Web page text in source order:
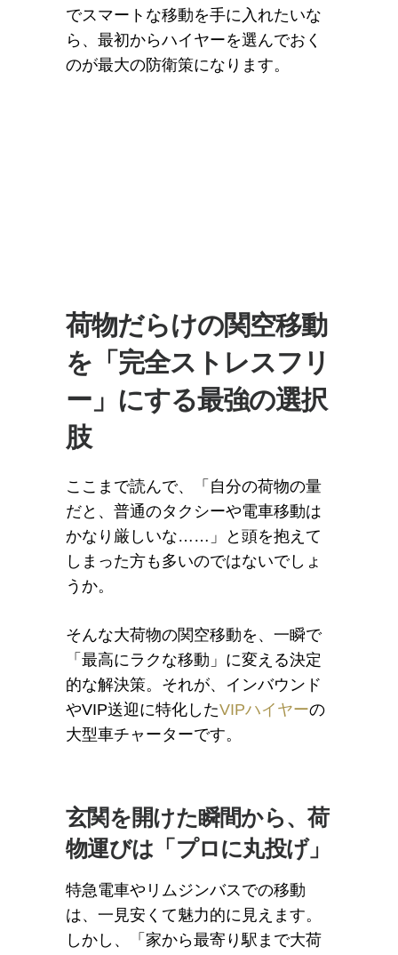
でスマートな移動を手に入れたいな
ら、最初からハイヤーを選んでおく
のが最大の防衛策になります。
荷物だらけの関空移動
を「完全ストレスフリ
ー」にする最強の選択
肢
ここまで読んで、「自分の荷物の量
だと、普通のタクシーや電車移動は
かなり厳しいな……」と頭を抱えて
しまった方も多いのではないでしょ
うか。
そんな大荷物の関空移動を、一瞬で
「最高にラクな移動」に変える決定
的な解決策。それが、インバウンド
やVIP送迎に特化したVIPハイヤーの
大型車チャーターです。
玄関を開けた瞬間から、荷
物運びは「プロに丸投げ」
特急電車やリムジンバスでの移動
は、一見安くて魅力的に見えます。
しかし、「家から最寄り駅まで大荷